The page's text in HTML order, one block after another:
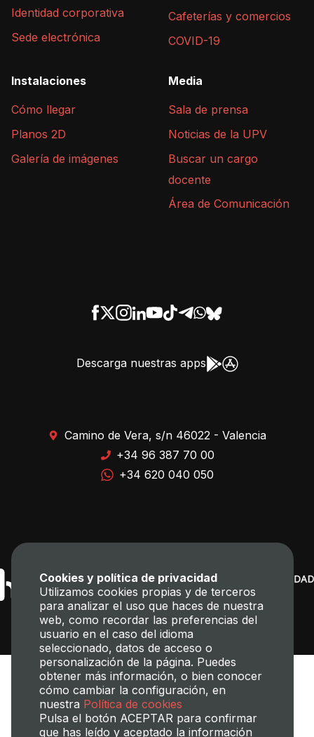
Identidad corporativa
Sede electrónica
Cafeterías y comercios
COVID-19
Instalaciones
Cómo llegar
Planos 2D
Galería de imágenes
Media
Sala de prensa
Noticias de la UPV
Buscar un cargo
docente
Área de Comunicación
Descarga nuestras apps
Camino de Vera, s/n 46022 - Valencia
+34 96 387 70 00
+34 620 040 050
Cookies y política de privacidad
Utilizamos cookies propias y de terceros
para analizar el uso que haces de nuestra
web, como recordar las preferencias del
usuario en el caso del idioma
seleccionado, datos de acceso o
personalización de la página. Puedes
obtener más información, o bien conocer
cómo cambiar la configuración, en
nuestra Política de cookies
Pulsa el botón ACEPTAR para confirmar
que has leído y aceptado la información